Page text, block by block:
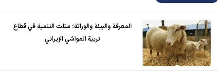
المعرفة والبيئة والوراثة؛ مثلث التنمية في قطاع
تربية المواشي الإيراني